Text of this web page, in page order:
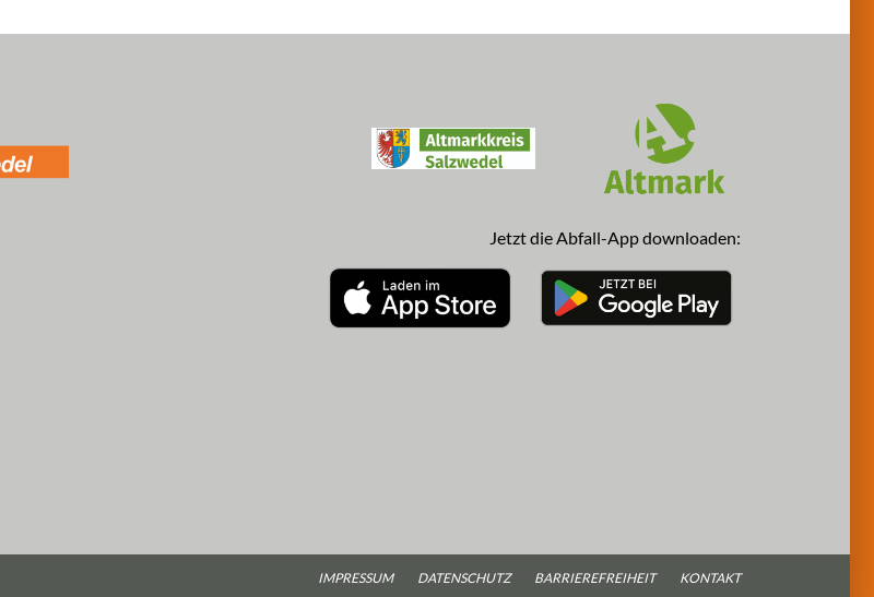
Jetzt die Abfall-App downloaden:
IMPRESSUM DATENSCHUTZ BARRIEREFREIHEIT KONTAKT